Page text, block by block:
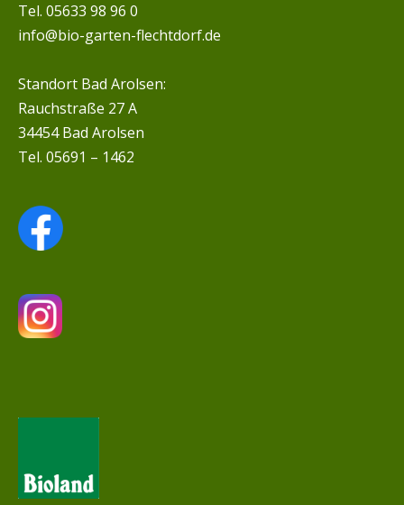
Tel. 05633 98 96 0
info@bio-garten-flechtdorf.de
Standort Bad Arolsen:
Rauchstraße 27 A
34454 Bad Arolsen
Tel. 05691 – 1462